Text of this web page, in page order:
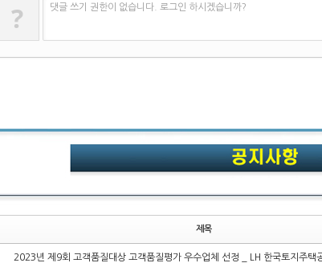
? 댓글 쓰기 권한이 없습니다. 로그인 하시겠습니까?
제목
2023년 제9회 고객품질대상 고객품질평가 우수업체 선정 _ LH 한국토지주택